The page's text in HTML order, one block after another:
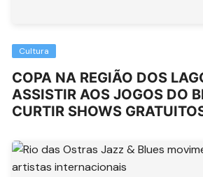
Cultura
COPA NA REGIÃO DOS
ASSISTIR AOS JOGOS DO
CURTIR SHOWS